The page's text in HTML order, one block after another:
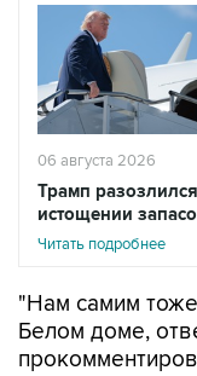
06 августа 2026
Трамп
истощении
Читать подробнее
"Нам самим
Белом доме,